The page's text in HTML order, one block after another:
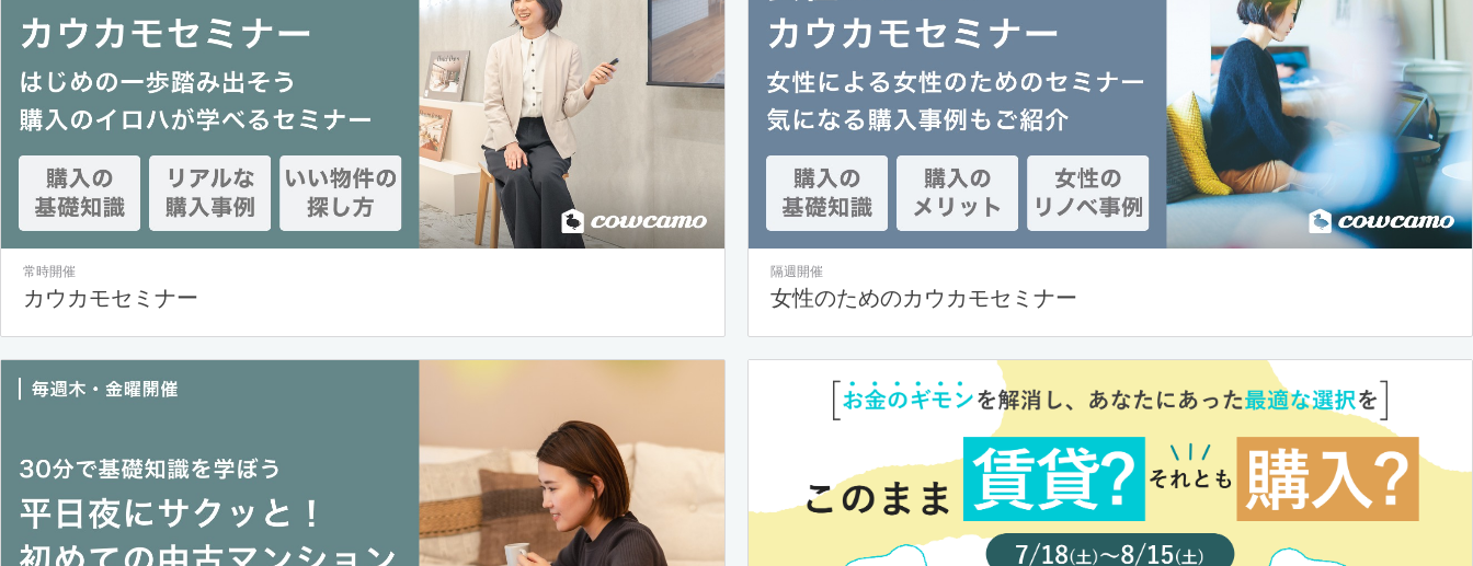
常時開催
カウカモセミナー
隔週開催
女性のためのカウカモセミナー